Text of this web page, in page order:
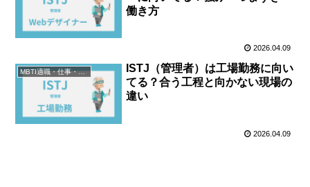
働き方
2026.04.09
MBTI適職・仕事・資格
ISTJ（管理者）は工場勤務に向い
てる？合う工程と向かない現場の
違い
2026.04.09